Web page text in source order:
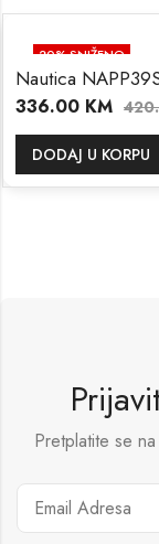
20% SNIŽENO
Nautica
336.00 KM
DODAJ U KORPU
Pretplatite se